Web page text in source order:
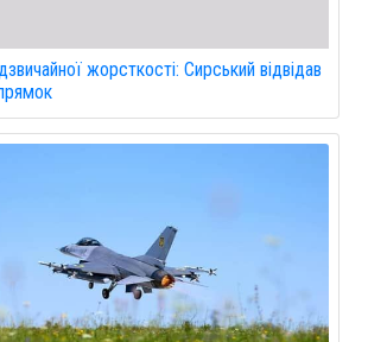
жорсткості: Сирський відвідав